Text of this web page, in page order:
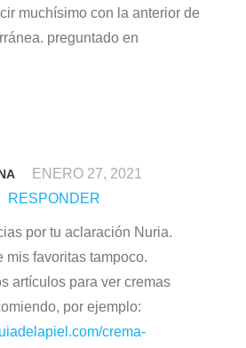
muchísimo con la anterior de
preguntado en
ENERO 27, 2021
RESPONDER
por tu aclaración Nuria.
mis favoritas tampoco.
artículos para ver cremas
por ejemplo:
crema-